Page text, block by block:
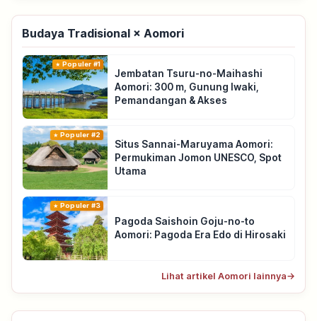
Budaya Tradisional × Aomori
Populer #1
Jembatan Tsuru-no-Maihashi
Aomori: 300 m, Gunung Iwaki,
Pemandangan & Akses
Populer #2
Situs Sannai-Maruyama Aomori:
Permukiman Jomon UNESCO, Spot
Utama
Populer #3
Pagoda Saishoin Goju-no-to
Aomori: Pagoda Era Edo di Hirosaki
Lihat artikel Aomori lainnya→